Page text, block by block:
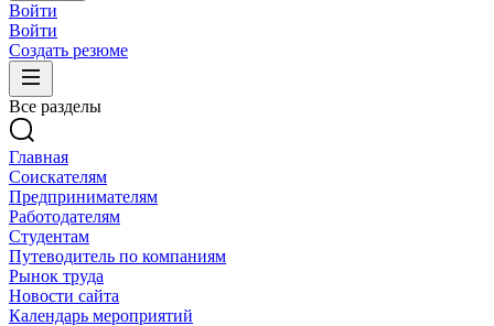
Войти
Войти
Создать резюме
Все разделы
Главная
Соискателям
Предпринимателям
Работодателям
Студентам
Путеводитель по компаниям
Рынок труда
Новости сайта
Календарь мероприятий